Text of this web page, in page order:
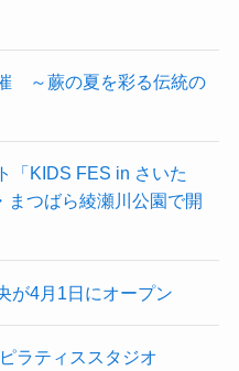
～蕨の夏を彩る伝統の
「KIDS FES in さいた
つばら綾瀬川公園で開
が4月1日にオープン
ラティススタジオ